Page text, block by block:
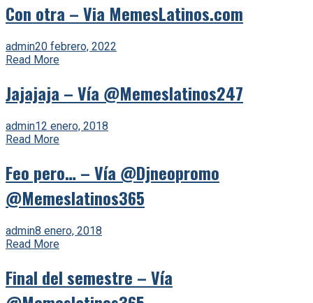
Con otra – Via MemesLatinos.com
admin20 febrero, 2022
Read More
Jajajaja – Vía @Memeslatinos247
admin12 enero, 2018
Read More
Feo pero… – Vía @Djneopromo
@Memeslatinos365
admin8 enero, 2018
Read More
Final del semestre – Vía